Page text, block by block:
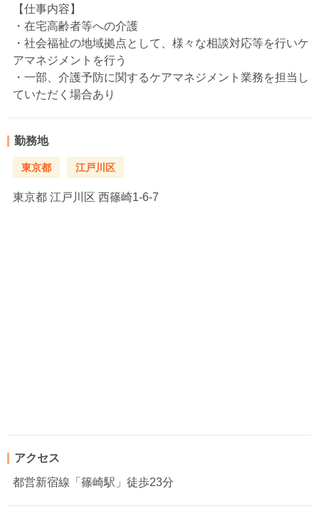
【仕事内容】
・在宅高齢者等への介護
・社会福祉の地域拠点として、様々な相談対応等を行いケ
アマネジメントを行う
・一部、介護予防に関するケアマネジメント業務を担当し
ていただく場合あり
勤務地
東京都 江戸川区
東京都 江戸川区 西篠崎1-6-7
アクセス
都営新宿線「篠崎駅」徒歩23分